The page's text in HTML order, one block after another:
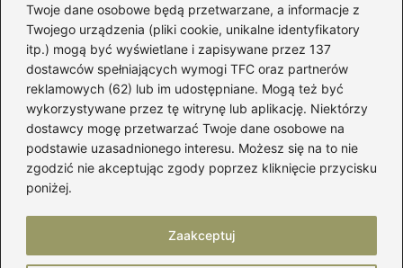
Twoje dane osobowe będą przetwarzane, a informacje z
Twojego urządzenia (pliki cookie, unikalne identyfikatory
itp.) mogą być wyświetlane i zapisywane przez 137
dostawców spełniających wymogi TFC oraz partnerów
reklamowych (62) lub im udostępniane. Mogą też być
wykorzystywane przez tę witrynę lub aplikację. Niektórzy
dostawcy mogę przetwarzać Twoje dane osobowe na
podstawie uzasadnionego interesu. Możesz się na to nie
zgodzić nie akceptując zgody poprzez kliknięcie przycisku
poniżej.
Zaakceptuj
Akcesoria(29)
Buty(221)
Dodatki(59)
Dziecko(100)
Kobieta(39)
Moda(109)
Styl(2)